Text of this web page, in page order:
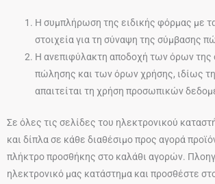
Η συμπλήρωση της ειδικής φόρμας με
στοιχεία για τη σύναψη της σύμβασης
Η ανεπιφύλακτη αποδοχή των όρων της
πώλησης και των όρων χρήσης, ιδίως
απαιτείται τη χρήση προσωπικών
Σε όλες τις σελίδες του ηλεκτρονικού
και δίπλα σε κάθε διαθέσιμο προς αγορά
πλήκτρο προσθήκης στο καλάθι αγορών.
ηλεκτρονικό μας κατάστημα και προσθέστε